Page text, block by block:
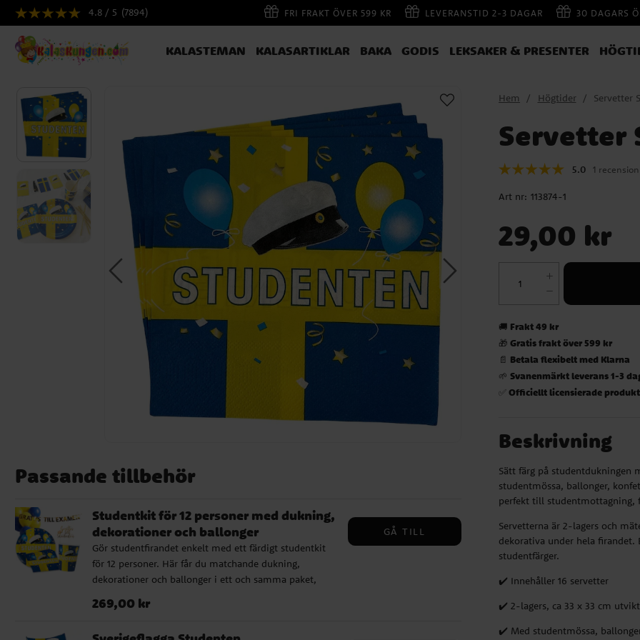
4.8 / 5 (7894) FRI FRAKT ÖVER 599 KR LEVERANSTID 2-3 DAGAR 30 DAGARS
KALASTEMAN KALASARTIKLAR BAKA GODIS LEKSAKER & PRESENTER
Passande tillbehör
Studentkit för 12 personer med dukning,
dekorationer och ballonger
Gör studentfirandet enkelt med ett färdigt studentkit
för 12 personer. Här får du matchande dukning,
dekorationer och ballonger i ett och samma paket,
festlig och genomtänkt helhet till
Pris: 269,00 kr
269,00 kr
GÅ TILL
Hem Högtider Servetter
Servetter
5.0 1 recension
Art nr: 113874-1
29,00 kr
🚚 Frakt 49 kr
🎁Gratis frakt över 599 kr
📄 Betala flexibelt med Klarna
🌱Svanenmärkt leverans 1-3
✅Officiellt licensierade
Beskrivning
Sätt färg på studentdukningen
studentmössa, ballonger,
perfekt till studentmottagning,
Servetterna är 2-lagers och
dekorativa under hela firandet.
studentfärger.
✔️ Innehåller 16 servetter
✔️ 2-lagers, ca 33 x 33 cm
✔️ Med studentmössa,